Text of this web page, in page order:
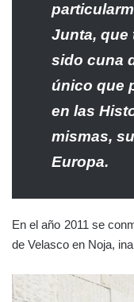
Junta, que
sido cuna
único que
en las
mismas,
Europa.
En el año 2011 se
de Velasco en Noja,